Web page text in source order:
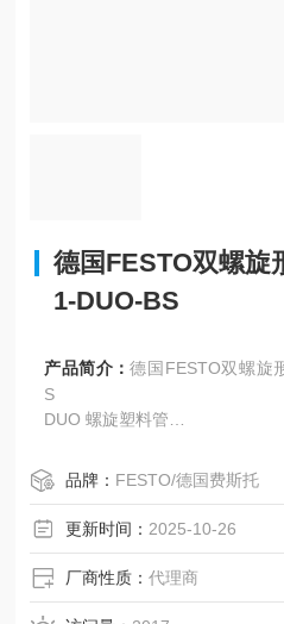
德国FESTO双螺旋
1-DUO-BS
产品简介：德国FESTO双螺旋
S
DUO 螺旋塑料管
产品代号: 197620
gao弹性, 具有强耐水解能力
品牌： FESTO/德国费斯托
更新时间： 2025-10-26
厂商性质：代理商